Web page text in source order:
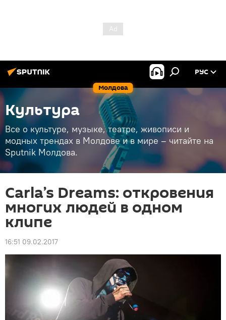
Молдова
РУС
Культура
Все о культуре, музыке, театре, живописи и
модных трендах в Молдове и в мире – читайте на
Sputnik Молдова.
Carla’s Dreams: откровения
многих людей в одном
клипе
16:51 09.02.2017